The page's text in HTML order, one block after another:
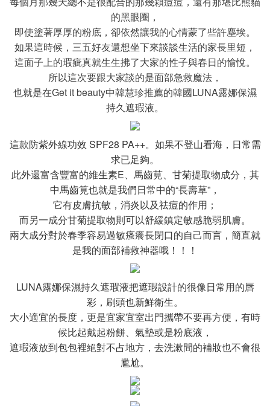
的黑眼圈，
即使塗著厚厚的粉底，卻依然讓我的心情蒙了些許塵埃。
如果這時候，三五好友還想坐下來談談生活的家長里短，
這面子上的瑕疵真就生生拂了大家的性子與春日的愉悅。
所以這次要跟大家談的是面部急救魔法，
也就是在Get it beauty中韓慧珍推薦的韓國LUNA露娜保濕
持久遮瑕液。
這款防紫外線功效 SPF28 PA++。如果不登山看海，日常需
求已足夠。
此外還富含豐富的維生素E、馬齒莧、甘菊提取物成分，其
中馬齒筧也就是我們日常中的“長壽草”，
它有皮膚抗敏，消炎以及祛痘的作用；
而另一成分甘菊提取物則可以舒緩鎮定敏感脆弱肌膚。
兩大成分對於春季容易過敏瘙癢長閉口的自己而言，簡直就
是我的面部補救神器哦！！！
LUNA露娜保濕持久遮瑕液把遮瑕設計的很像日常用的唇
彩，刷頭也新鮮衛生。
大小適宜的長度，更是宜家宜室出門攜帶不要再方便，有時
候比起戴起粉餅、氣墊或是粉底液，
遮瑕液放到包包裡絕對不占地方，去洗漱間的補妝也不會很
尷尬。